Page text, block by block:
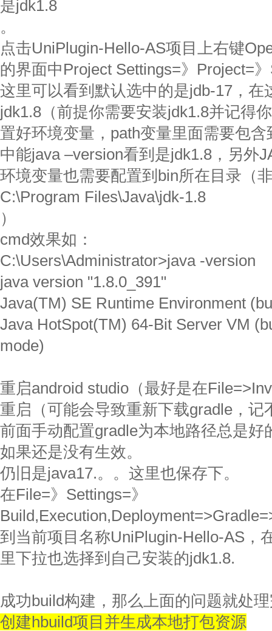
是jdk1.8
。
点击UniPlugin-Hello-AS项目上右键
的界面中Project Settings=》Project=
这里可以看到默认选中的是jdb-17，在
jdk1.8（前提你需要安装jdk1.8并记得
置好环境变量，path变量里面需要包
中能java –version看到是jdk1.8，另外
环境变量也需要配置到bin所在目录（
C:\Program Files\Java\jdk-1.8
）
cmd效果如：
C:\Users\Administrator>java -version
java version "1.8.0_391"
Java(TM) SE Runtime Environment
Java HotSpot(TM) 64-Bit Server VM
mode)
重启android studio（最好是在
重启（可能会导致重新下载gradle，记
前面手动配置gradle为本地路径总是好
如果还是没有生效。
仍旧是java17.。。这里也保存下。
在File=》Settings=》
到当前项目名称UniPlugin-Hello-AS，
里下拉也选择到自己安装的jdk1.8.
成功build构建，那么上面的问题就处
创建hbuild项目并生成本地打包资源